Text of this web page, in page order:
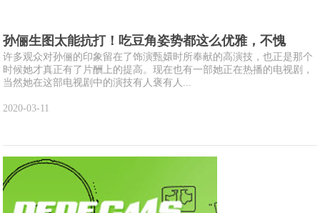
孙俪生图太能抗打！吃豆角姿势都这么优雅，不愧
许多观众对孙俪的印象留在了饰演甄嬛时所奉献的高演技，也正是那个
时候她才真正有了片酬上的提高。现在也有一部她正在热播的电视剧，
当然她在这部电视剧中的演技有人褒有人...
2020-03-11